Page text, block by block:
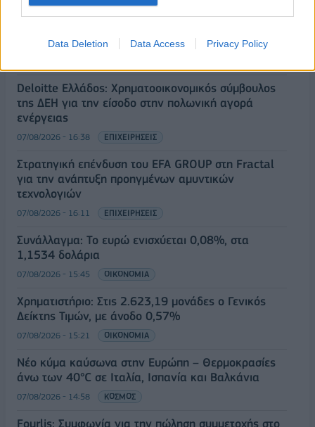
Data Deletion Data Access Privacy Policy
για την ενίσχυση της βιοασφάλειας
Deloitte Ελλάδος: Χρηματοοικονομικός σύμβουλος
της ΔΕΗ για την είσοδο στην πολωνική αγορά
ενέργειας
07/08/2026 - 16:38 ΕΠΙΧΕΙΡΗΣΕΙΣ
Στρατηγική επένδυση του EFA GROUP στη Fractal
για την ανάπτυξη προηγμένων αμυντικών
τεχνολογιών
07/08/2026 - 16:11 ΕΠΙΧΕΙΡΗΣΕΙΣ
Συνάλλαγμα: Το ευρώ ενισχύεται 0,08%, στα
1,1534 δολάρια
07/08/2026 - 15:45 ΟΙΚΟΝΟΜΙΑ
Χρηματιστήριο: Στις 2.623,19 μονάδες ο Γενικός
Δείκτης Τιμών, με άνοδο 0,57%
07/08/2026 - 15:21 ΟΙΚΟΝΟΜΙΑ
Νέο κύμα καύσωνα στην Ευρώπη – Θερμοκρασίες
άνω των 40°C σε Ιταλία, Ισπανία και Βαλκάνια
07/08/2026 - 14:58 ΚΟΣΜΟΣ
Fourlis: Συμφωνία για την πώληση συμμετοχής στο